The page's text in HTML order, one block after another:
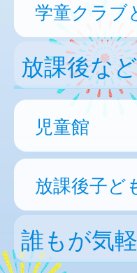
学童クラブ
放課後な
児童館
放課後子ど
誰もが気